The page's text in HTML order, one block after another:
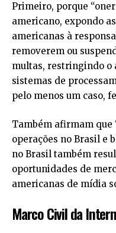
Primeiro, porque
americano, expondo
americanas à
removerem ou
multas, restringindo o
sistemas de
pelo menos um caso,
Também afirmam que
operações no Brasil e
no Brasil também
oportunidades de
americanas de mídia
Marco Civil da